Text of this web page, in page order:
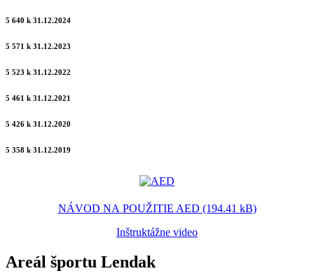
5 640 k 31.12.2024
5 571 k 31.12.2023
5 523 k 31.12.2022
5 461 k 31.12.2021
5 426 k 31.12.2020
5 358 k 31.12.2019
NÁVOD NA POUŽITIE AED (194.41 kB)
Inštruktážne video
Areál športu Lendak